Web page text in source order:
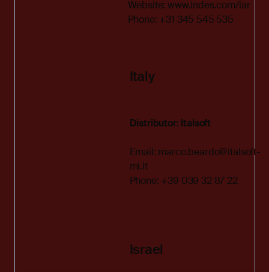
Website:www.indes.com/iar
Phone: +31 345 545 535
Italy
Distributor: Italsoft
Email: marco.beardo@italsoft-
mi.it
Phone: +39 039 32 87 22
Israel